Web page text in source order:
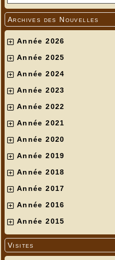
Archives des Nouvelles
Année 2026
Année 2025
Année 2024
Année 2023
Année 2022
Année 2021
Année 2020
Année 2019
Année 2018
Année 2017
Année 2016
Année 2015
Visites